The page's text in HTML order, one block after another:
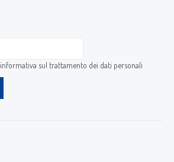
informativa sul trattamento dei dati personali